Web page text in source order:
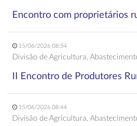
Encontro com proprietários
15/06/2026 08:54
Divisão de Agricultura,
II Encontro de Produtores
15/06/2026 08:44
Divisão de Agricultura,